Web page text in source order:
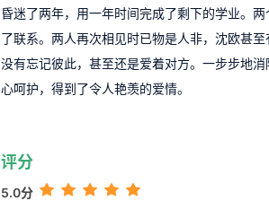
昏迷了两年，用一年时间完成了剩下的学业。
了联系。两人再次相见时已物是人非，沈欧甚
没有忘记彼此，甚至还是爱着对方。一步步地
心呵护，得到了令人艳羡的爱情。
评分
5.0分